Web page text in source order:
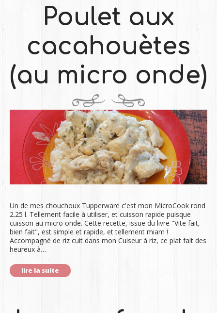
Poulet aux
cacahouètes
(au micro onde)
Un de mes chouchoux Tupperware c'est mon MicroCook rond
2.25 l. Tellement facile à utiliser, et cuisson rapide puisque
cuisson au micro onde. Cette recette, issue du livre "Vite fait,
bien fait", est simple et rapide, et tellement miam !
Accompagné de riz cuit dans mon Cuiseur à riz, ce plat fait des
heureux à…
lire la suite